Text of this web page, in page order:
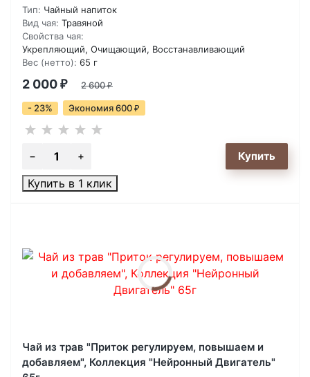
Тип: Чайный напиток
Вид чая: Травяной
Свойства чая:
Укрепляющий, Очищающий, Восстанавливающий
Вес (нетто): 65 г
2 000 ₽ 2 600₽
- 23% Экономия 600 ₽
Купить в 1 клик
Чай из трав "Приток регулируем, повышаем и
добавляем", Коллекция "Нейронный Двигатель"